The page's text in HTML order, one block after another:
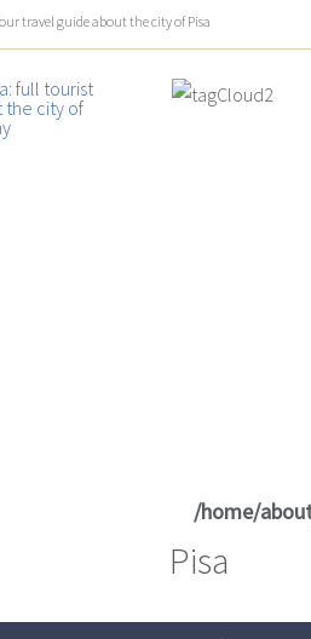
travel guide about the city of Pisa
/home/
Pisa